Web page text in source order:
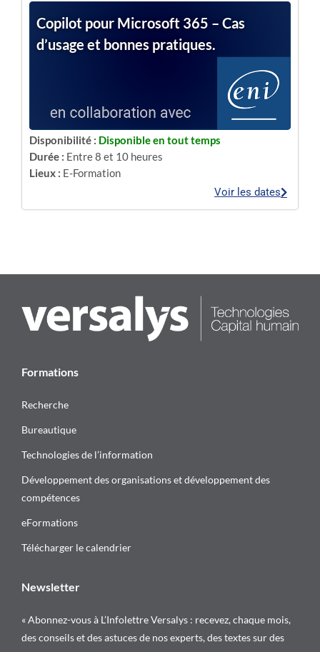
Copilot pour Microsoft 365 – Cas
d’usage et bonnes pratiques.
Disponibilité : Disponible en tout temps
Durée : Entre 8 et 10 heures
Lieux : E-Formation
Voir les dates
Formations
Recherche
Bureautique
Technologies de l’information
Développement des organisations et développement des
compétences
eFormations
Télécharger le calendrier
Newsletter
« Abonnez-vous à L’Infolettre Versalys : recevez, chaque mois,
des conseils et des astuces de nos experts, des textes sur des